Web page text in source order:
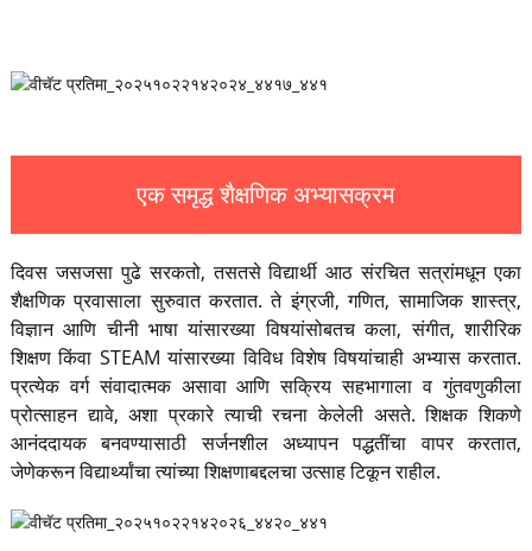
एक समृद्ध शैक्षणिक अभ्यासक्रम
दिवस जसजसा पुढे सरकतो, तसतसे विद्यार्थी आठ संरचित सत्रांमधून एका
शैक्षणिक प्रवासाला सुरुवात करतात. ते इंग्रजी, गणित, सामाजिक शास्त्र,
विज्ञान आणि चीनी भाषा यांसारख्या विषयांसोबतच कला, संगीत, शारीरिक
शिक्षण किंवा STEAM यांसारख्या विविध विशेष विषयांचाही अभ्यास करतात.
प्रत्येक वर्ग संवादात्मक असावा आणि सक्रिय सहभागाला व गुंतवणुकीला
प्रोत्साहन द्यावे, अशा प्रकारे त्याची रचना केलेली असते. शिक्षक शिकणे
आनंददायक बनवण्यासाठी सर्जनशील अध्यापन पद्धतींचा वापर करतात,
जेणेकरून विद्यार्थ्यांचा त्यांच्या शिक्षणाबद्दलचा उत्साह टिकून राहील.